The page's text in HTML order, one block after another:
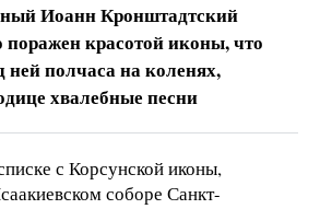
Иоанн Кронштадтский
красотой иконы, что
ней полчаса на коленях,
хвалебные песни
с Корсунской иконы,
соборе Санкт-